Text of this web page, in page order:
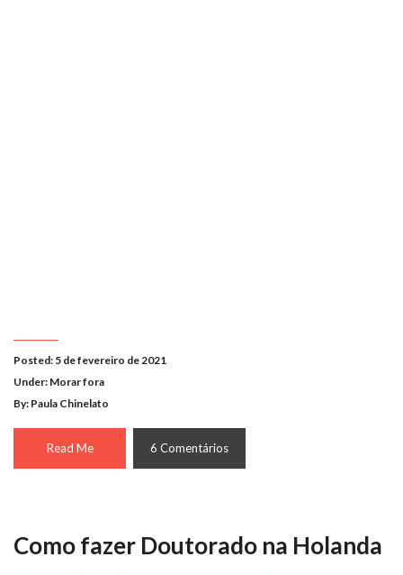
Posted: 5 de fevereiro de 2021
Under: Morar fora
By: Paula Chinelato
Read Me 6 Comentários
Como fazer Doutorado na Holanda